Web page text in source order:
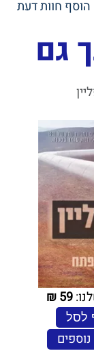
הוסף חוות דעת
גם
59
₪
לסל